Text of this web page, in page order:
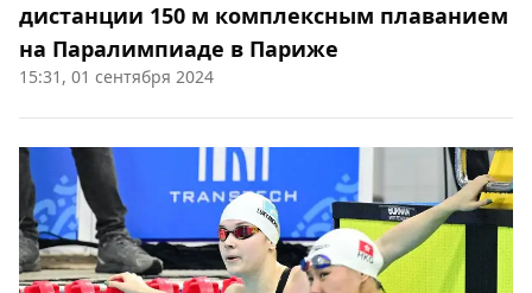
дистанции 150 м комплексным плаванием
на Паралимпиаде в Париже
15:31, 01 сентября 2024